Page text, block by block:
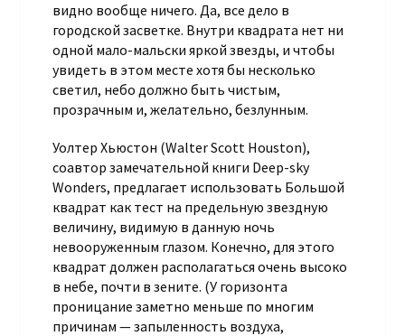
видно вообще ничего. Да, все дело в
городской засветке. Внутри квадрата нет ни
одной мало-мальски яркой звезды, и чтобы
увидеть в этом месте хотя бы несколько
светил, небо должно быть чистым,
прозрачным и, желательно, безлунным.
Уолтер Хьюстон (Walter Scott Houston),
соавтор замечательной книги Deep-sky
Wonders, предлагает использовать Большой
квадрат как тест на предельную звездную
величину, видимую в данную ночь
невооруженным глазом. Конечно, для этого
квадрат должен располагаться очень высоко
в небе, почти в зените. (У горизонта
проницание заметно меньше по многим
причинам — запыленность воздуха,